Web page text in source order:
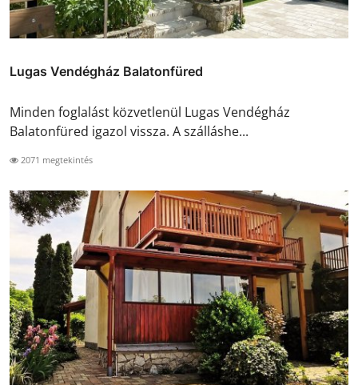
Lugas Vendégház Balatonfüred
Minden foglalást közvetlenül Lugas Vendégház
Balatonfüred igazol vissza. A szálláshe...
2071 megtekintés